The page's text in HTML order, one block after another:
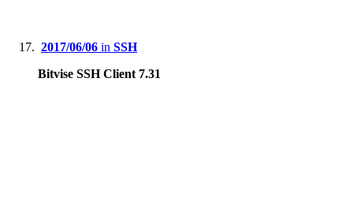
2017/06/06 in SSH
Bitvise SSH Client 7.31